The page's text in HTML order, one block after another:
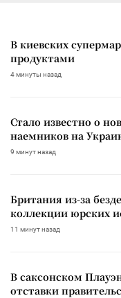
В киевских
продуктами
4 минуты назад
Стало известно о
наемников на
9 минут назад
Британия из-за
коллекции юрских
11 минут назад
В саксонском
отставки